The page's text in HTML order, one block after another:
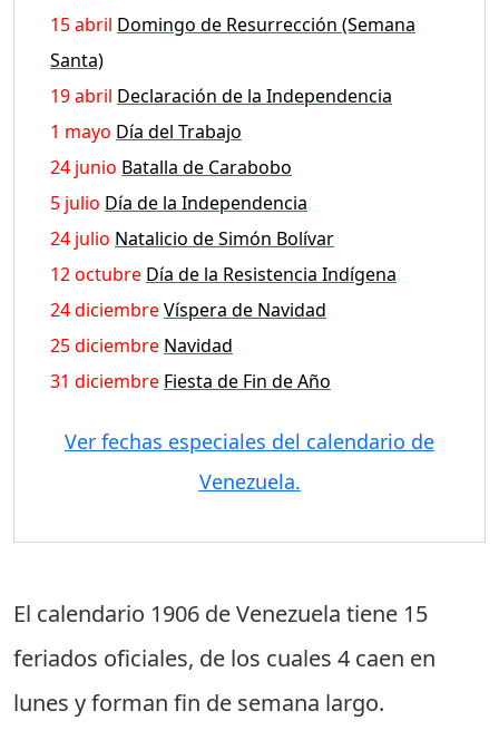
15 abril Domingo de Resurrección (Semana
Santa)
19 abril Declaración de la Independencia
1 mayo Día del Trabajo
24 junio Batalla de Carabobo
5 julio Día de la Independencia
24 julio Natalicio de Simón Bolívar
12 octubre Día de la Resistencia Indígena
24 diciembreVíspera de Navidad
25 diciembre Navidad
31 diciembre Fiesta de Fin de Año
Ver fechas especiales del calendario de
Venezuela.
El calendario 1906 de Venezuela tiene 15
feriados oficiales, de los cuales 4 caen en
lunes y forman fin de semana largo.